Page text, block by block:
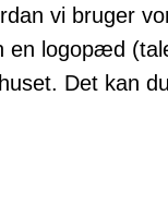
vi bruger
en logopæd
Det kan